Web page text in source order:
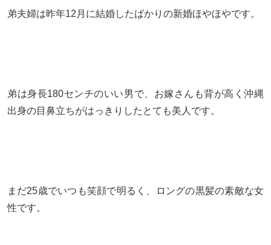
弟夫婦は昨年12月に結婚したばかりの新婚ほやほやです。
弟は身長180センチのいい男で、お嫁さんも背が高く沖縄
出身の目鼻立ちがはっきりしたとても美人です。
まだ25歳でいつも笑顔で明るく、ロングの黒髪の素敵な女
性です。